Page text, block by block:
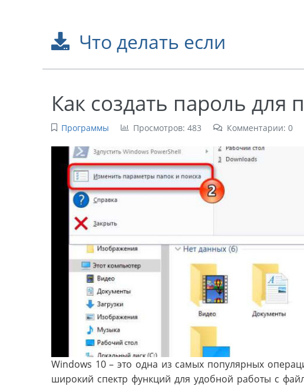
Что делать если
Как создать пароль для
Программы Просмотров: 483 Комментарии: 0
Windows 10 – это одна из самых популярных
широкий спектр функций для удобной работы с